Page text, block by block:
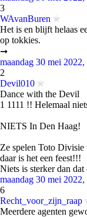
3
WAvanBuren
Het is en blijft helaas
op tokkies.
➞
maandag 30 mei
2
Devil010
Dance with the Devil
1 1111 !! Helemaal
NIETS In Den Haag!
Ze spelen Toto
daar is het een feest!!!
Niets is sterker dan
maandag 30 mei
6
Recht_voor_zijn_raap
Meerdere agenten